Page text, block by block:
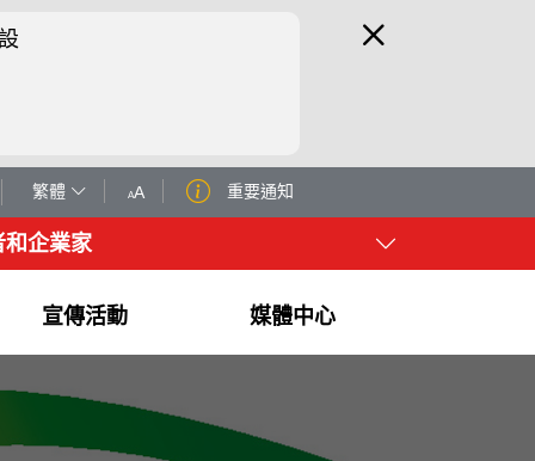
繁體 AA 重要通知
和企業家
宣傳活動 媒體中心